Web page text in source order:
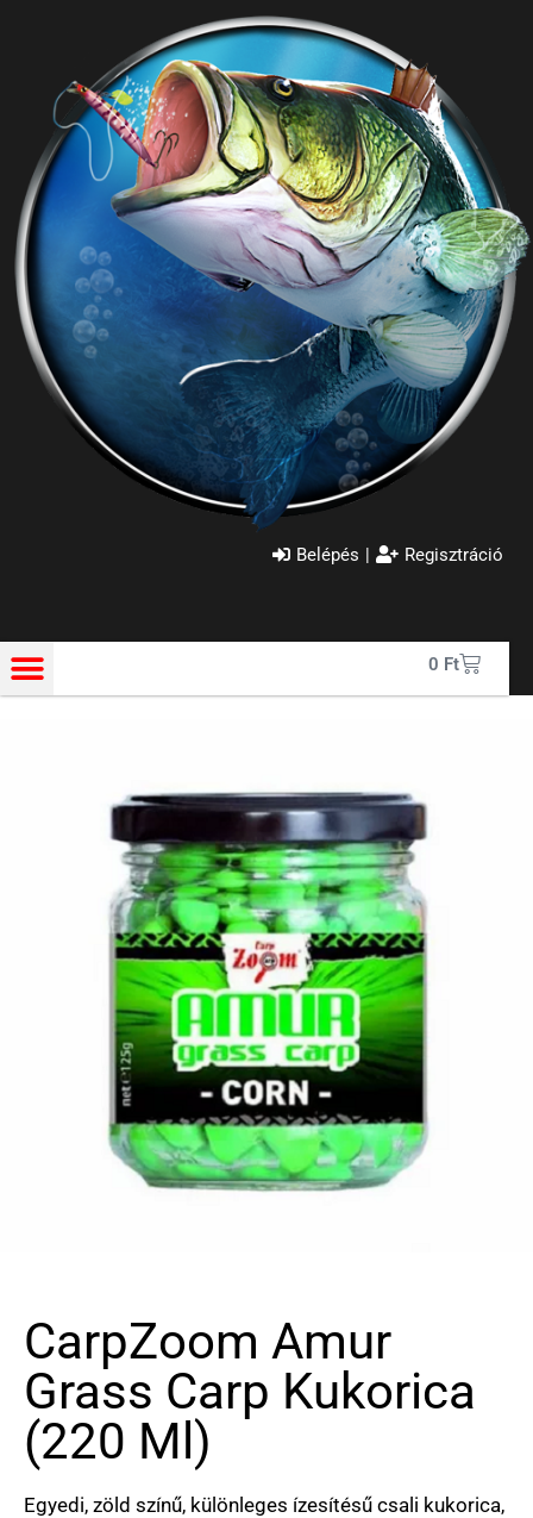
Belépés | Regisztráció
0 Ft
CarpZoom Amur
Grass Carp Kukorica
(220 Ml)
Egyedi, zöld színű, különleges ízesítésű csali kukorica,